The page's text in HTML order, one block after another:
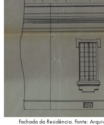
Fachada da Residência. Fonte: